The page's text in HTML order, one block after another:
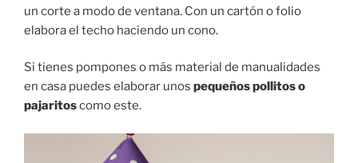
un corte a modo de ventana. Con un cartón o folio
elabora el techo haciendo un cono.
Si tienes pompones o más material de manualidades
en casa puedes elaborar unos pequeños pollitos o
pajaritoscomo este.